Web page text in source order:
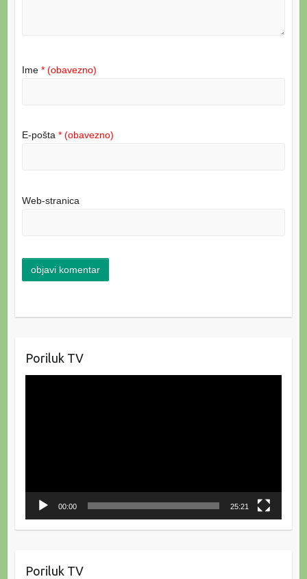
Ime * (obavezno)
E-pošta * (obavezno)
Web-stranica
Poriluk TV
00:00 25:21
Poriluk TV